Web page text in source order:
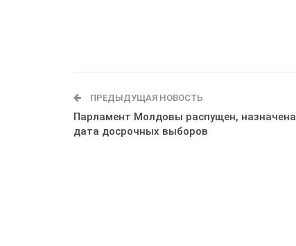
ПРЕДЫДУЩАЯ НОВОСТЬ
Парламент Молдовы распущен, назначена
дата досрочных выборов